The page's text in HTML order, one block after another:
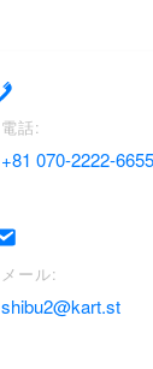
電話:
+81 070-2222-6655
メール:
shibu2@kart.st